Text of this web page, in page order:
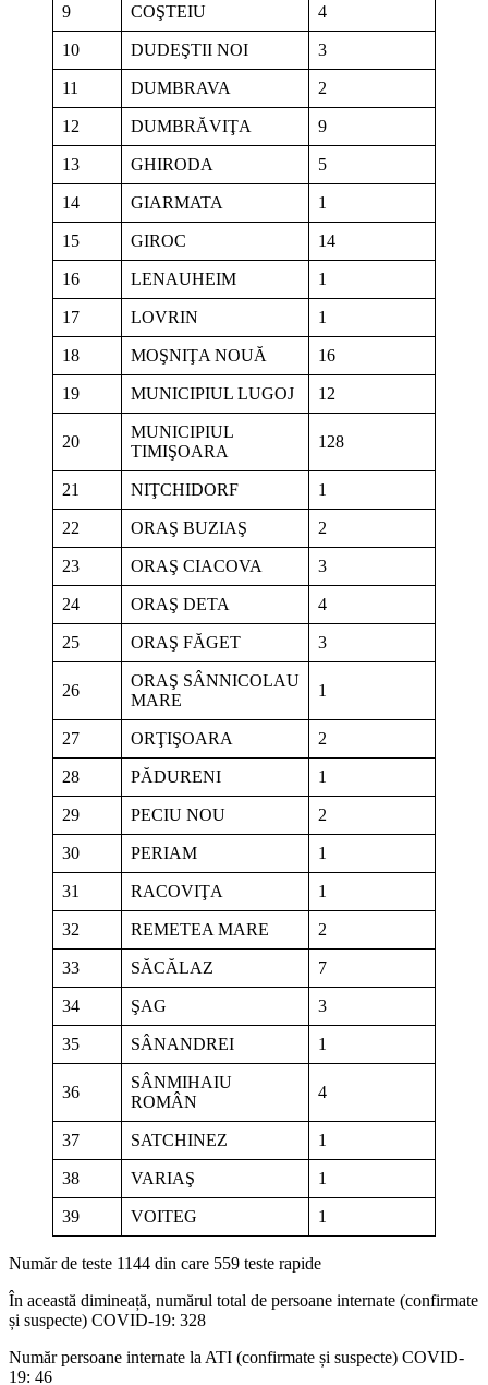
9 COŞTEIU 4
10 DUDEŞTII NOI 3
11 DUMBRAVA 2
12 DUMBRĂVIŢA 9
13 GHIRODA 5
14 GIARMATA 1
15 GIROC 14
16 LENAUHEIM 1
17 LOVRIN 1
18 MOŞNIŢA NOUĂ 16
19 MUNICIPIUL LUGOJ 12
20
MUNICIPIUL
TIMIŞOARA
128
21 NIŢCHIDORF 1
22 ORAŞ BUZIAŞ 2
23 ORAŞ CIACOVA 3
24 ORAŞ DETA 4
25 ORAŞ FĂGET 3
26
ORAŞ SÂNNICOLAU
MARE
1
27 ORŢIŞOARA 2
28 PĂDURENI 1
29 PECIU NOU 2
30 PERIAM 1
31 RACOVIŢA 1
32 REMETEA MARE 2
33 SĂCĂLAZ 7
34 ŞAG 3
35 SÂNANDREI 1
36
SÂNMIHAIU
ROMÂN
4
37 SATCHINEZ 1
38 VARIAŞ 1
39 VOITEG 1
Număr de teste 1144 din care 559 teste rapide
În această dimineață, numărul total de persoane internate (confirmate
și suspecte) COVID-19: 328
Număr persoane internate la ATI (confirmate și suspecte) COVID-
19: 46